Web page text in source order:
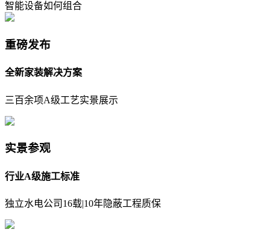
智能设备如何组合
重磅发布
全新家装解决方案
三百余项A级工艺实景展示
实景参观
行业A级施工标准
独立水电公司16载|10年隐蔽工程质保